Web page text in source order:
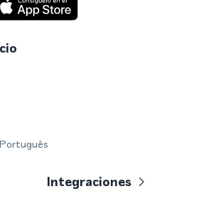
Português
Integraciones